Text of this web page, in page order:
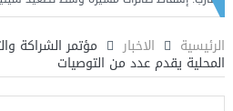
الرئيسية الاخبار مؤتمر الشراكة
المحلية يقدم عدد من التوصيات